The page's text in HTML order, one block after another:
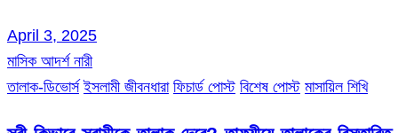
April 3, 2025
মাসিক আদর্শ নারী
তালাক-ডিভোর্স ইসলামী জীবনধারা ফিচার্ড পোস্ট বিশেষ পোস্ট মাসায়িল শিখি